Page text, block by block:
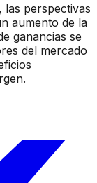
perspectivas
aumento de la
ganancias se
del mercado